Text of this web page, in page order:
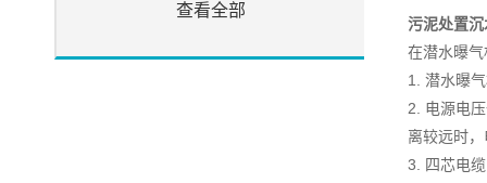
查看全部
污泥处置
在潜水曝
1. 潜水曝
2. 电源电
离较远时
3. 四芯电